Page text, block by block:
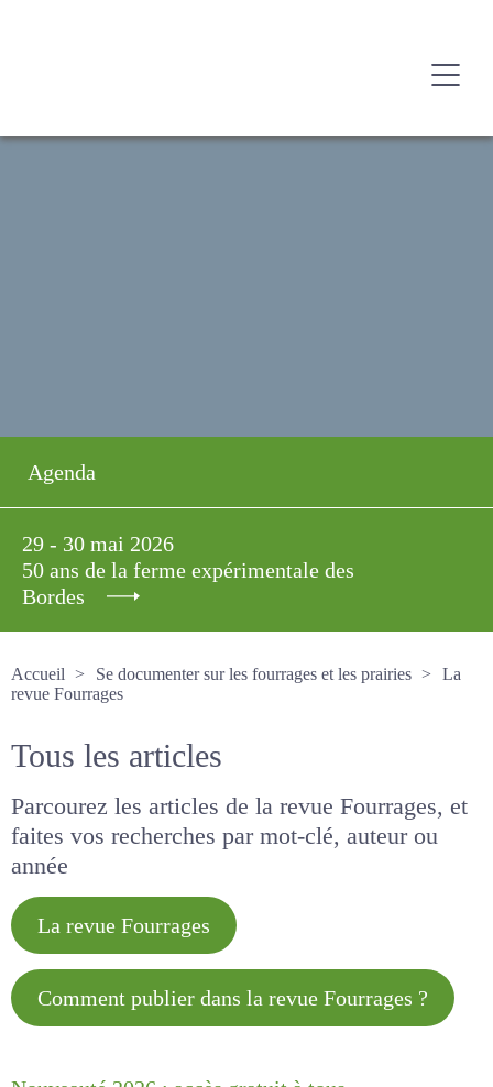
Agenda
29 - 30 mai 2026
50 ans de la ferme expérimentale des
Bordes
Accueil
Se documenter sur les fourrages et les prairies
La revue Fourrages
Tous les articles
Parcourez les articles de la revue Fourrages, et
faites vos recherches par mot-clé, auteur ou
année
La revue Fourrages
Comment publier dans la revue